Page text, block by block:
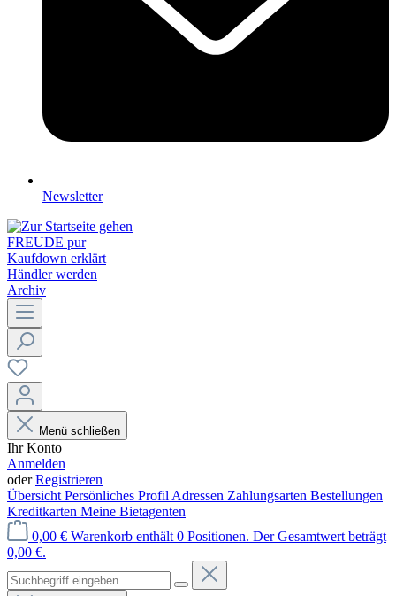
Newsletter
FREUDE pur
Kaufdown erklärt
Händler werden
Archiv
Menü schließen
Ihr Konto
Anmelden
oderRegistrieren
Übersicht Persönliches Profil Adressen Zahlungsarten Bestellungen
Kreditkarten Meine Bietagenten
0,00 € Warenkorb enthält 0 Positionen. Der Gesamtwert beträgt
0,00 €.